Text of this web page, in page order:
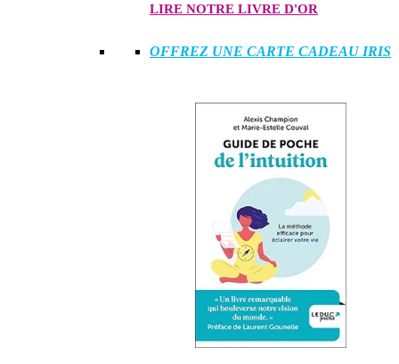
LIRE NOTRE LIVRE D'OR
OFFREZ UNE CARTE CADEAU IRIS